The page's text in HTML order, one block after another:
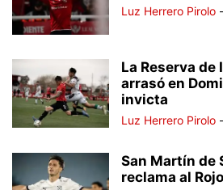
Luz Herrero Pirolo -
La Reserva
arrasó en
invicta
Luz Herrero Pirolo -
San Martín de
reclama al